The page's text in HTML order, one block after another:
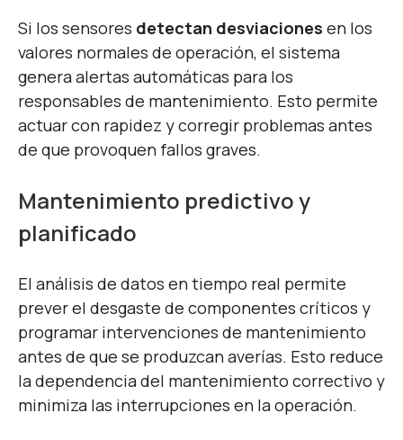
Si los sensores detectan desviaciones en los
valores normales de operación, el sistema
genera alertas automáticas para los
responsables de mantenimiento. Esto permite
actuar con rapidez y corregir problemas antes
de que provoquen fallos graves.
Mantenimiento predictivo y
planificado
El análisis de datos en tiempo real permite
prever el desgaste de componentes críticos y
programar intervenciones de mantenimiento
antes de que se produzcan averías. Esto reduce
la dependencia del mantenimiento correctivo y
minimiza las interrupciones en la operación.